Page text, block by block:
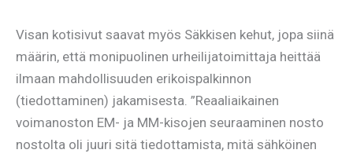
Visan kotisivut saavat myös Säkkisen kehut, jopa siinä
määrin, että monipuolinen urheilijatoimittaja heittää
ilmaan mahdollisuuden erikoispalkinnon
(tiedottaminen) jakamisesta. ”Reaaliaikainen
voimanoston EM- ja MM-kisojen seuraaminen nosto
nostolta oli juuri sitä tiedottamista, mitä sähköinen